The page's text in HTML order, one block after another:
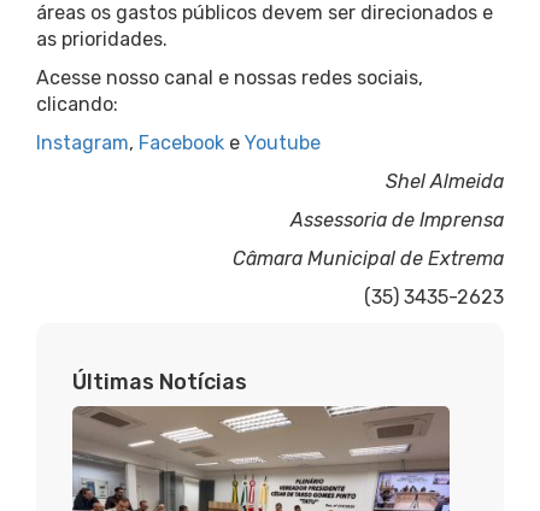
áreas os gastos públicos devem ser direcionados e
as prioridades.
Acesse nosso canal e nossas redes sociais,
clicando:
Instagram, Facebook e Youtube
Shel Almeida
Assessoria de Imprensa
Câmara Municipal de Extrema
(35) 3435-2623
Últimas Notícias